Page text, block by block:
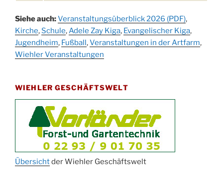
13.09.
Stadtteilhaus um 14:00 Uhr
19.09.
Schlagerabend im Stadtteilhaus
Drabenderhöhe
Kinderbibeltag im Ev. Gemeindehaus von 10-
12 Uhr
09.10.
Afterwork-Andacht um 18:00 Uhr in der
Kirche
10.10.
Sandmännchen-Gottesdienst in der Kirche
Siehe auch:Veranstaltungsüberblick 2026 (PDF),
Kirche, Schule,Adele Zay Kiga, Evangelischer Kiga,
Jugendheim, Fußball,Veranstaltungen in der Artfarm,
Wiehler Veranstaltungen
WIEHLER GESCHÄFTSWELT
Übersichtder Wiehler Geschäftswelt